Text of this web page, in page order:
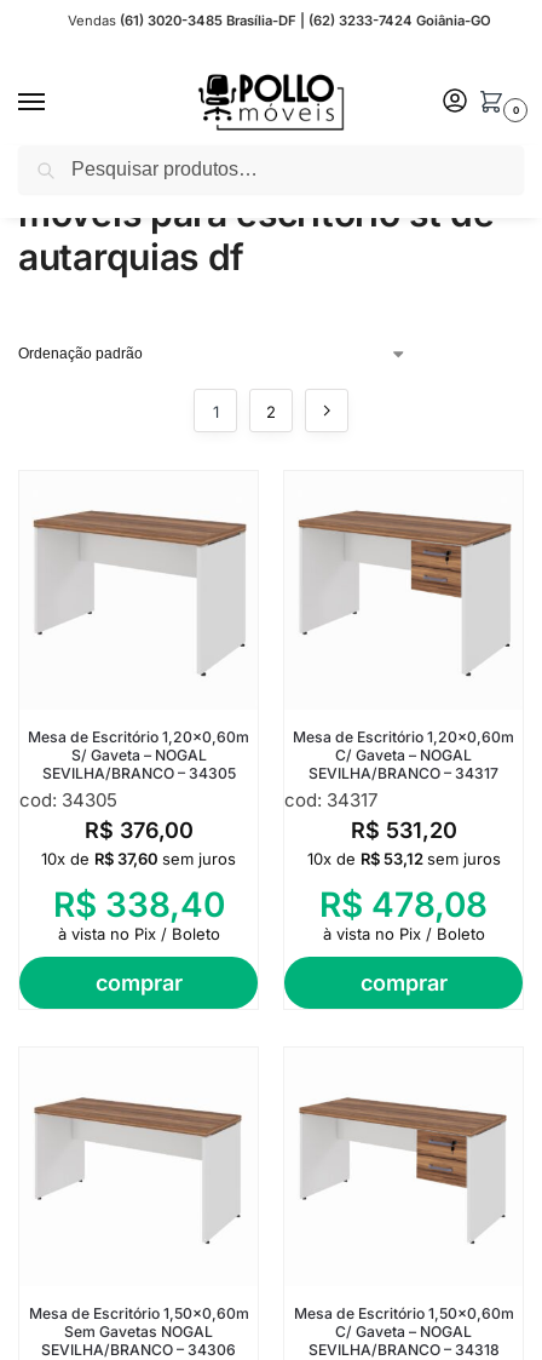
Vendas (61) 3020-3485 Brasília-DF | (62) 3233-7424 Goiânia-GO
0
Início Produtos marcados com a tag “moveis para escritorio st de autarquias df”
moveis para escritorio st de
autarquias df
1 2
Mesa de Escritório 1,20×0,60m
S/ Gaveta – NOGAL
SEVILHA/BRANCO – 34305
cod: 34305
R$ 376,00
comprar
10x de R$37,60 sem juros
R$ 338,40
à vista no Pix / Boleto
Mesa de Escritório 1,20×0,60m
C/ Gaveta – NOGAL
SEVILHA/BRANCO – 34317
cod: 34317
R$ 531,20
comprar
10x de R$53,12 sem juros
R$ 478,08
à vista no Pix / Boleto
Mesa de Escritório 1,50×0,60m
Sem Gavetas NOGAL
SEVILHA/BRANCO – 34306
Mesa de Escritório 1,50×0,60m
C/ Gaveta – NOGAL
SEVILHA/BRANCO – 34318